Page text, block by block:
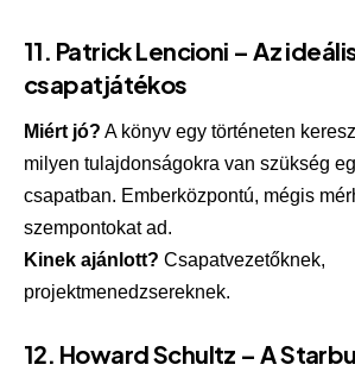
11. Patrick Lencioni – Az
csapatjátékos
Miért jó? A könyv egy történeten
milyen tulajdonságokra van szükség
csapatban. Emberközpontú, mégis
szempontokat ad.
Kinek ajánlott? Csapatvezetőknek,
projektmenedzsereknek.
12. Howard Schultz – A